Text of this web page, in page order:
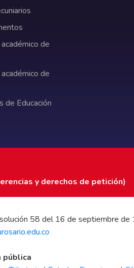
de
de
de Educación
y derechos de petición)
58 del 16 de septiembre
pública